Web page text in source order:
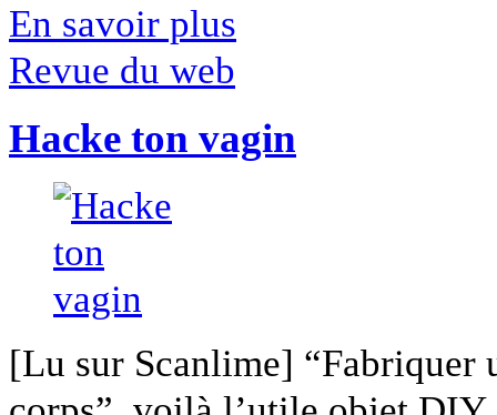
En savoir plus
Revue du web
Hacke ton vagin
[Lu sur Scanlime] “Fabriquer